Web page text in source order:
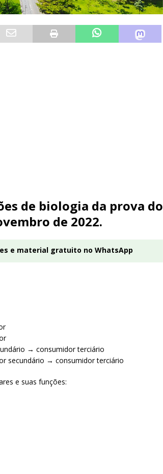
de biologia da prova do
de 2022.
e material gratuito no WhatsApp
→ consumidor terciário
secundário → consumidor terciário
e suas funções: